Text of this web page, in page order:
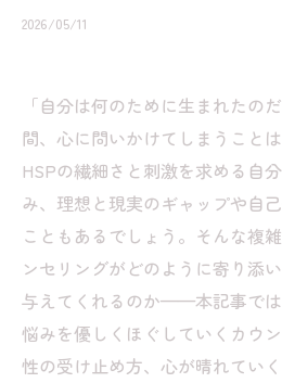
2026/05/11
「自分は何のために生まれたの
間、心に問いかけてしまうこと
HSPの繊細さと刺激を求める自
み、理想と現実のギャップや自
こともあるでしょう。そんな複
ンセリングがどのように寄り添
与えてくれるのか——本記事で
悩みを優しくほぐしていくカウ
性の受け止め方、心が晴れてい